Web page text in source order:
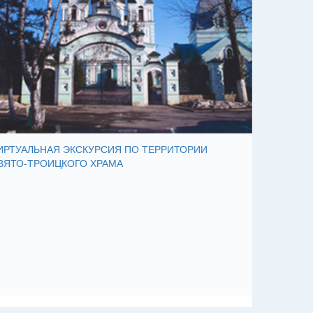
ЭКСКУРСИЯ ПО ТЕРРИТОРИИ
ТРОИЦКОГО ХРАМА